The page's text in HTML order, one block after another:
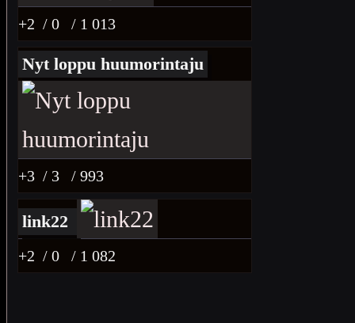
+2 / 0 / 1 013
Nyt loppu huumorintaju
+3 / 3 / 993
link22
+2 / 0 / 1 082